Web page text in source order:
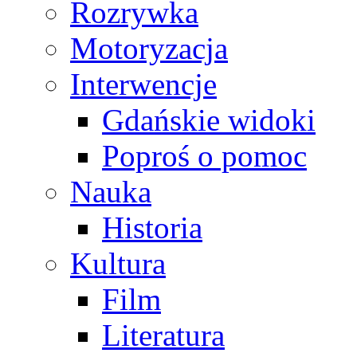
Rozrywka
Motoryzacja
Interwencje
Gdańskie widoki
Poproś o pomoc
Nauka
Historia
Kultura
Film
Literatura